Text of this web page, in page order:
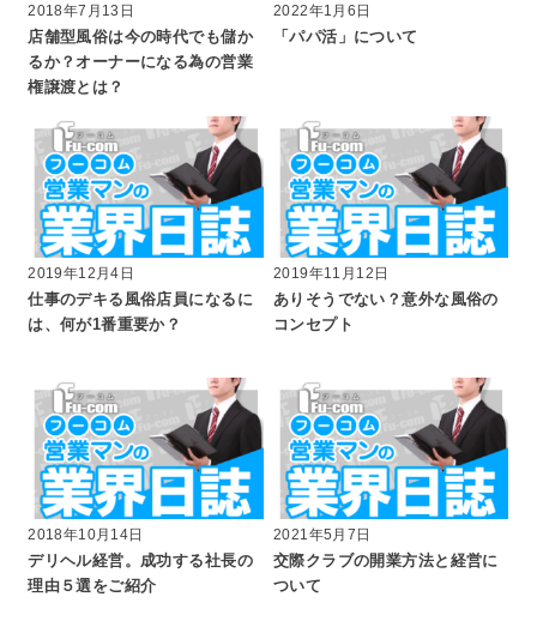
2018年7月13日
店舗型風俗は今の時代でも儲か
るか？オーナーになる為の営業
権譲渡とは？
2022年1月6日
「パパ活」について
2019年12月4日
仕事のデキる風俗店員になるに
は、何が1番重要か？
2019年11月12日
ありそうでない？意外な風俗の
コンセプト
2018年10月14日
デリヘル経営。成功する社長の
理由５選をご紹介
2021年5月7日
交際クラブの開業方法と経営に
ついて